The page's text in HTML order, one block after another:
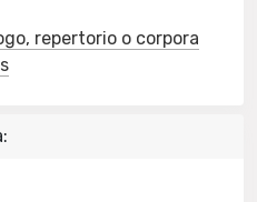
repertorio o corpora